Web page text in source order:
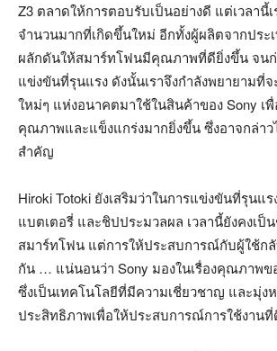
Z3 ตลาดให้การตอบรับเป็นอย่างดี แต่เวลานี้
จำนวนมากที่เกิดขึ้นใหม่ อีกทั้งผู้ผลิตจากประ
ผลักดันให้สมาร์ทโฟนมีคุณภาพที่ดียิ่งขึ้น จนก่
แข่งขันที่รุนแรง ดังนั้นเราจึงกำลังพยายามที่
ใหม่ๆ แห่งอนาคตมาใช้ในสินค้าของ Sony เ
คุณภาพและแข็งแกร่งมากยิ่งขึ้น ซึ่งอาจกล่า
สำคัญ
Hiroki Totoki ยังเสริมว่าในการแข่งขันที่รุนแร
แบตเตอรี่ และชิปประมวลผล เวลานี้ยังคงเป็
สมาร์ทโฟน แต่การให้ประสบการณ์กับผู้ใช้ก
กัน … แน่นอนว่า Sony มองในเรื่องคุณภาพข
ซึ่งเป็นเทคโนโลยีที่มีความเชี่ยวชาญ และมุ่งห
ประสิทธิภาพเพื่อให้ประสบการณ์การใช้งาน